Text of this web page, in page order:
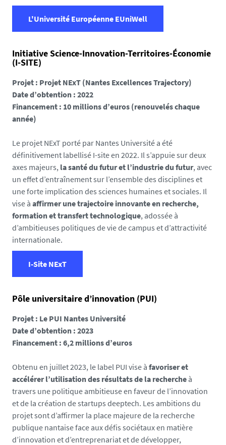
L'Université Européenne EUniWell
Initiative Science-Innovation-Territoires-Économie
(I-SITE)
Projet : Projet NExT (Nantes Excellences Trajectory)
Date d’obtention : 2022
Financement : 10 millions d’euros (renouvelés chaque
année)
Le projet NExT porté par Nantes Université a été
définitivement labellisé I-site en 2022. Il s’appuie sur deux
axes majeurs, la santé du futur et l’industrie du futur, avec
un effet d’entraînement sur l’ensemble des disciplines et
une forte implication des sciences humaines et sociales. Il
vise à affirmer une trajectoire innovante en recherche,
formation et transfert technologique, adossée à
d’ambitieuses politiques de vie de campus et d’attractivité
internationale.
I-Site NExT
Pôle universitaire d’innovation (PUI)
Projet : Le PUI Nantes Université
Date d’obtention : 2023
Financement : 6,2 millions d’euros
Obtenu en juillet 2023, le label PUI vise à favoriser et
accélérer l’utilisation des résultats de la recherche à
travers une politique ambitieuse en faveur de l’innovation
et de la création de startups deeptech. Les ambitions du
projet sont d’affirmer la place majeure de la recherche
publique nantaise face aux défis sociétaux en matière
d’innovation et d’entreprenariat et de développer,